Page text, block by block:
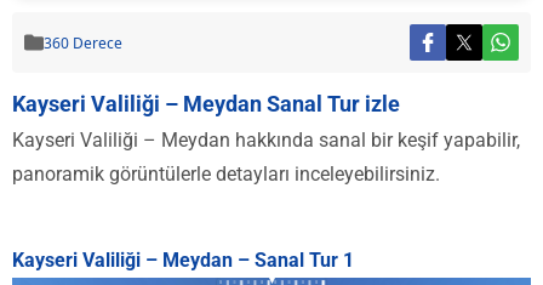
360 Derece
Kayseri Valiliği – Meydan Sanal Tur izle
Kayseri Valiliği – Meydan hakkında sanal bir keşif yapabilir,
panoramik görüntülerle detayları inceleyebilirsiniz.
Kayseri Valiliği – Meydan – Sanal Tur 1